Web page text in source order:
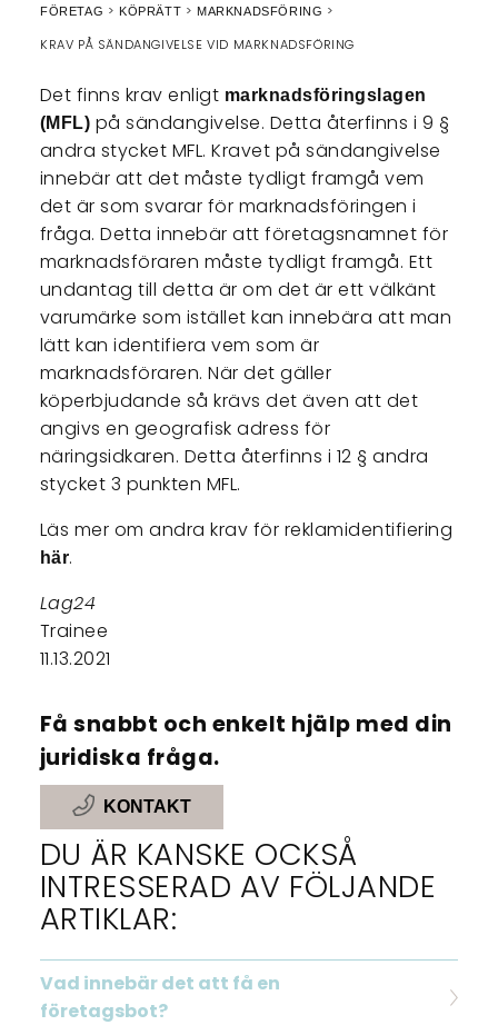
FÖRETAG KÖPRÄTT MARKNADSFÖRING
KRAV PÅ SÄNDANGIVELSE VID MARKNADSFÖRING
Det finns krav enligt marknadsföringslagen
(MFL) på sändangivelse. Detta återfinns i 9 §
andra stycket MFL. Kravet på sändangivelse
innebär att det måste tydligt framgå vem
det är som svarar för marknadsföringen i
fråga. Detta innebär att företagsnamnet för
marknadsföraren måste tydligt framgå. Ett
undantag till detta är om det är ett välkänt
varumärke som istället kan innebära att man
lätt kan identifiera vem som är
marknadsföraren. När det gäller
köperbjudande så krävs det även att det
angivs en geografisk adress för
näringsidkaren. Detta återfinns i 12 § andra
stycket 3 punkten MFL.
Läs mer om andra krav för reklamidentifiering
här.
Lag24
Trainee
11.13.2021
Få snabbt och enkelt hjälp med din
juridiska fråga.
KONTAKT
DU ÄR KANSKE OCKSÅ
INTRESSERAD AV FÖLJANDE
ARTIKLAR:
Vad innebär det att få en
företagsbot?